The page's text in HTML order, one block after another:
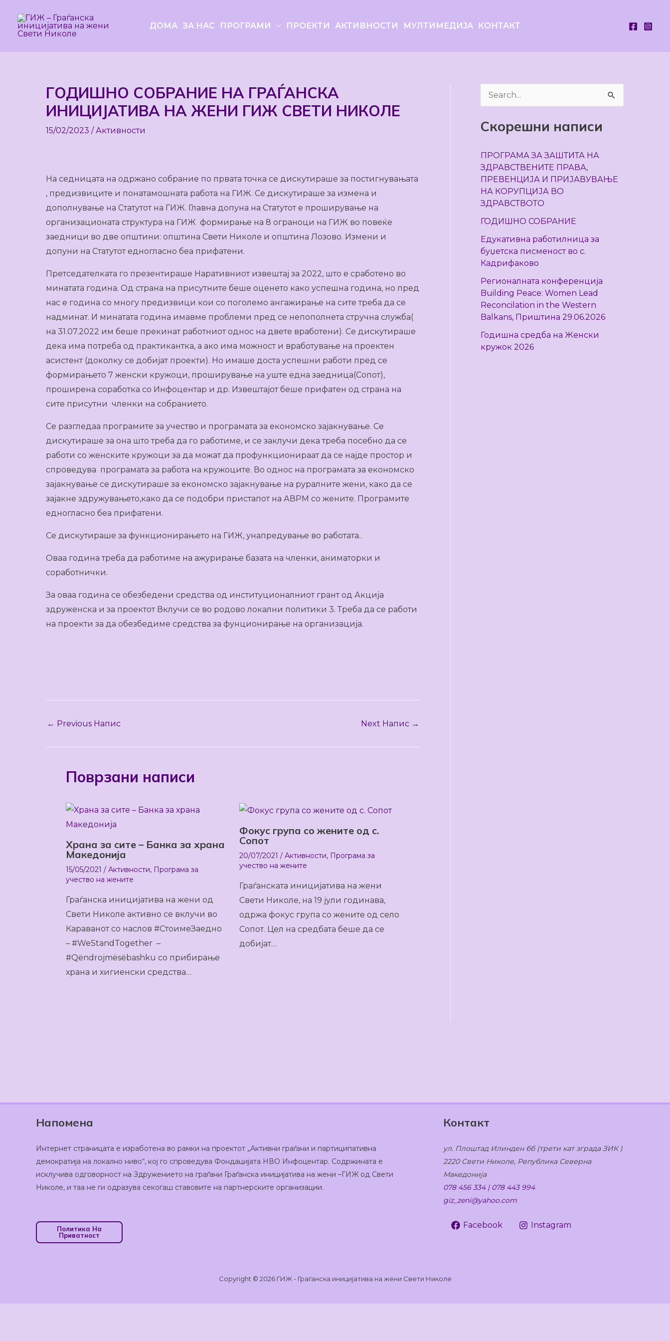
content
ДОМА ЗА НАС ПРОГРАМИ ПРОЕКТИ АКТИВНОСТИ МУЛТИМЕДИЈА КОНТАКТ
ГОДИШНО СОБРАНИЕ НА ГРАЃАНСКА
ИНИЦИЈАТИВА НА ЖЕНИ ГИЖ СВЕТИ НИКОЛЕ
15/02/2023 /Активности
На седницата на одржано собрание по првата точка се дискутираше за постигнувањата
, предизвиците и понатамошната работа на ГИЖ. Се дискутираше за измена и
дополнување на Статутот на ГИЖ. Главна допуна на Статутот е проширување на
организационата структура на ГИЖ формирање на 8 ограноци на ГИЖ во повеќе
заедници во две општини: општина Свети Николе и општина Лозово. Измени и
допуни на Статутот едногласно беа прифатени.
Претседателката го презентираше Наративниот извештај за 2022, што е сработено во
минатата година. Од страна на присутните беше оценето како успешна година, но пред
нас е година со многу предизвици кои со поголемо ангажирање на сите треба да се
надминат. И минатата година имавме проблеми пред се непополнета стручна служба(
на 31.07.2022 им беше прекинат работниот однос на двете вработени). Се дискутираше
дека има потреба од практикантка, а ако има можност и вработување на проектен
асистент (доколку се добијат проекти). Но имаше доста успешни работи пред се
формирањето 7 женски кружоци, проширување на уште една заедница(Сопот),
проширена соработка со Инфоцентар и др. Извештајот беше прифатен од страна на
сите присутни членки на собранието.
Се разгледаа програмите за учество и програмата за економско зајакнување. Се
дискутираше за она што треба да го работиме, и се заклучи дека треба посебно да се
работи со женските кружоци за да можат да профункционираат да се најде простор и
спроведува програмата за работа на кружоците. Во однос на програмата за економско
зајакнување се дискутираше за економско зајакнување на руралните жени, како да се
зајакне здружувањето,како да се подобри пристапот на АВРМ со жените. Програмите
едногласно беа прифатени.
Се дискутираше за функционирањето на ГИЖ, унапредување во работата..
Оваа година треба да работиме на ажурирање базата на членки, аниматорки и
соработнички.
За оваа година се обезбедени средства од институционалниот грант од Акција
здруженска и за проектот Вклучи се во родово локални политики 3. Треба да се работи
на проекти за да обезбедиме средства за фунционирање на организацијa.
Post
navigation
← Previous Напис Next Напис →
Поврзани написи
Храна за сите – Банка за храна
Македонија
15/05/2021 / Активности, Програма за
учество на жените
Граѓанска иницијатива на жени од
Свети Николе активно се вклучи во
Караванот со наслов #СтоимеЗаедно
– #WeStandTogether –
#Qëndrojmësëbashku со прибирање
храна и хигиенски средства…
Фокус група со жените од с.
Сопот
20/07/2021 / Активности, Програма за
учество на жените
Граѓанската иницијатива на жени
Свети Николе, на 19 јули годинава,
одржа фокус група со жените од село
Сопот. Цел на средбата беше да се
добијат…
a
c
h
f
o
r
:
Скорешни написи
ПРОГРАМА ЗА ЗАШТИТА НА
ЗДРАВСТВЕНИТЕ ПРАВА,
ПРЕВЕНЦИЈА И ПРИЈАВУВАЊЕ
НА КОРУПЦИЈА ВО
ЗДРАВСТВОТО
ГОДИШНО СОБРАНИЕ
Едукативна работилница за
буџетска писменост во с.
Кадрифаково
Регионалната конференција
Building Peace: Women Lead
Reconcilation in the Western
Balkans, Приштина 29.06.2026
Годишна средба на Женски
кружок 2026
Напомена
Интернет страницата е изработена во рамки на проектот „Активни граѓани и партиципативна
демократија на локално ниво“, кој го спроведува Фондацијата НВО Инфоцентар. Содржината е
исклучива одговорност на Здружението на граѓани Граѓанска иницијатива на жени –ГИЖ од Свети
Николе, и таа не ги одразува секогаш ставовите на партнерските организации.
Политика На
Приватност
Контакт
ул. Плоштад Илинден бб (трети кат зграда ЗИК )
2220 Свети Николе, Република Северна
Македонија
078 456 334 | 078 443 994
giz_zeni@yahoo.com
Facebook Instagram
Copyright © 2026 ГИЖ - Граѓанска иницијатива на жени Свети Николе